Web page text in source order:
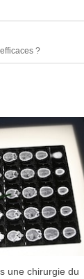
?
une chirurgie du